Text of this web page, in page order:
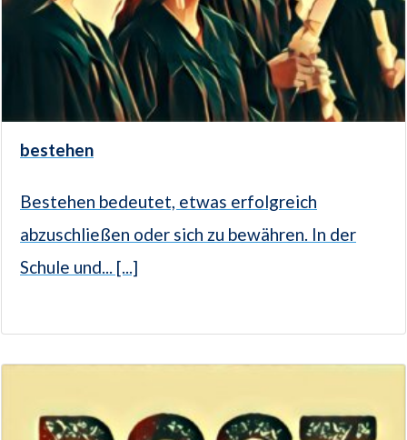
bestehen
Bestehen bedeutet, etwas erfolgreich
abzuschließen oder sich zu bewähren. In der
Schule und... [...]